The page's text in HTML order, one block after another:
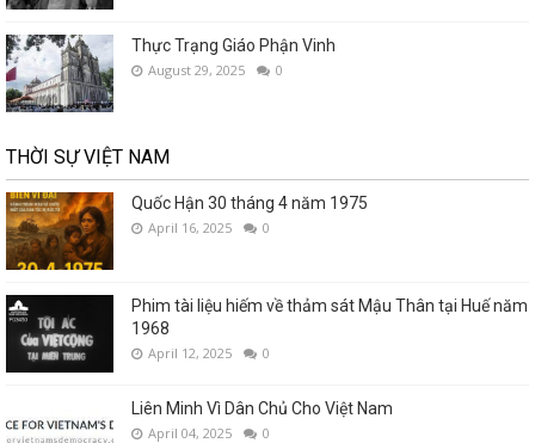
Thực Trạng Giáo Phận Vinh
August 29, 2025 0
THỜI SỰ VIỆT NAM
Quốc Hận 30 tháng 4 năm 1975
April 16, 2025 0
Phim tài liệu hiếm về thảm sát Mậu Thân tại Huế năm
1968
April 12, 2025 0
Liên Minh Vì Dân Chủ Cho Việt Nam
April 04, 2025 0